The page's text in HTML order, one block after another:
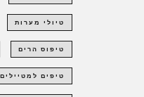
טיולי מערות
טיפוס הרים
טיפים למטיילים